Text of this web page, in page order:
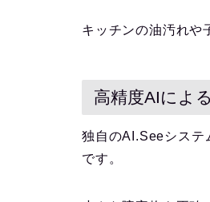
キッチンの油汚れや
高精度AIによ
独自のAI.Seeシステ
です。